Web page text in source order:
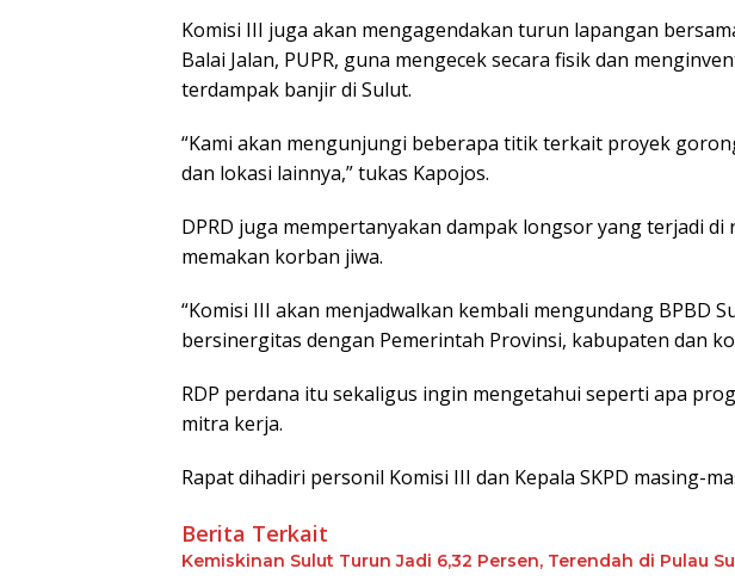
Komisi III juga akan mengagendakan turun lapangan
Balai Jalan, PUPR, guna mengecek secara fisik dan
terdampak banjir di Sulut.
“Kami akan mengunjungi beberapa titik terkait proyek
dan lokasi lainnya,” tukas Kapojos.
DPRD juga mempertanyakan dampak longsor yang terjadi di
memakan korban jiwa.
“Komisi III akan menjadwalkan kembali mengundang BPBD
bersinergitas dengan Pemerintah Provinsi, kabupaten dan
RDP perdana itu sekaligus ingin mengetahui seperti apa
mitra kerja.
Rapat dihadiri personil Komisi III dan Kepala SKPD masing-
Berita Terkait
Kemiskinan Sulut Turun Jadi 6,32 Persen, Terendah di Pulau